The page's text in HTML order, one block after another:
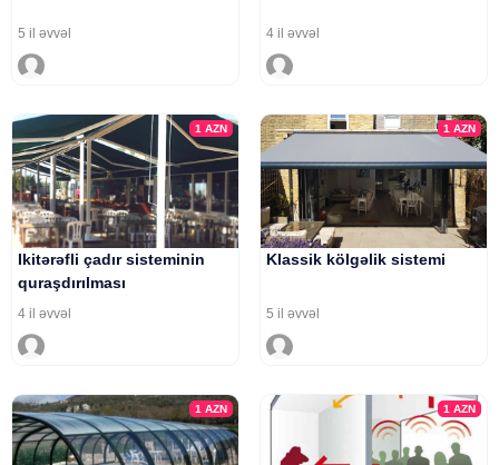
5 il əvvəl 4 il əvvəl
1AZN
Ikitərəfli çadır sisteminin
quraşdırılması
4 il əvvəl
1 AZN
Klassik kölgəlik sistemi
5 il əvvəl
1AZN 1 AZN